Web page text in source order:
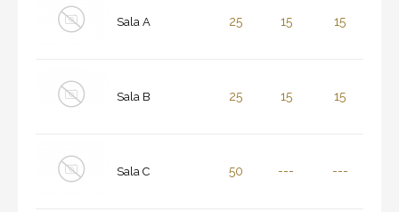
Sala A 25 15 15
Sala B 25 15 15
Sala C 50 --- ---